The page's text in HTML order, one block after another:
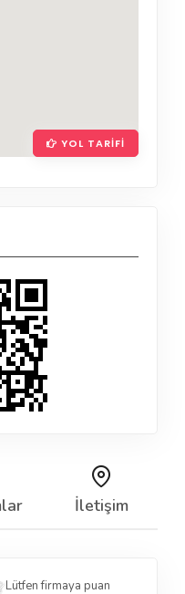
YOL TARIFI
İletişim
Lütfen firmaya puan